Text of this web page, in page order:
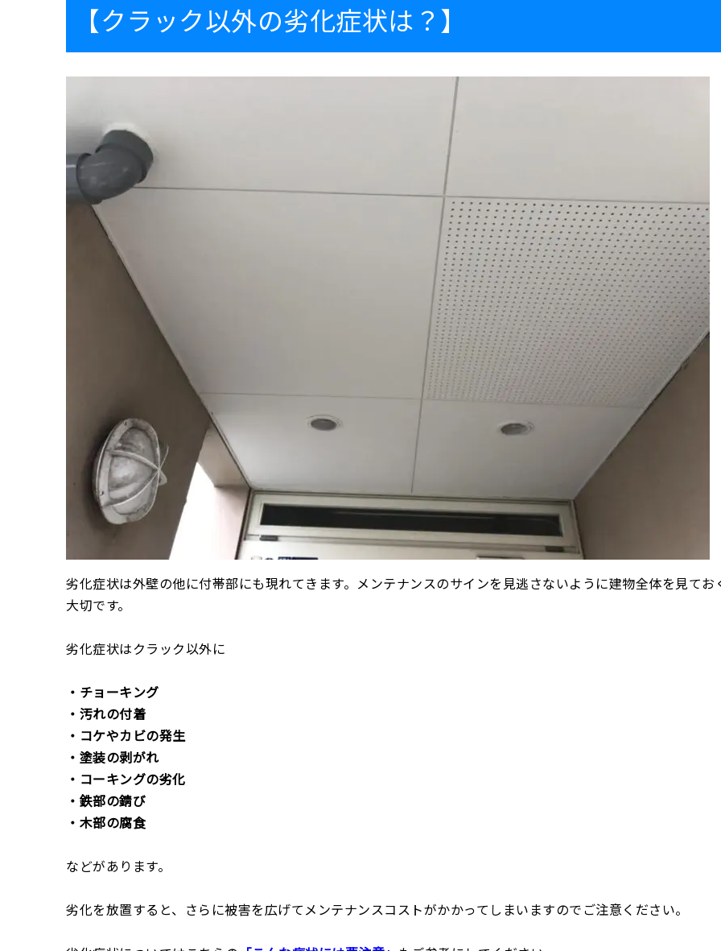
【クラック以外の劣化症状は？】
劣化症状は外壁の他に付帯部にも現れてきます。メンテナンスのサインを見逃さないように建物全体を見てお
大切です。
劣化症状はクラック以外に
・チョーキング
・汚れの付着
・コケやカビの発生
・塗装の剥がれ
・コーキングの劣化
・鉄部の錆び
・木部の腐食
などがあります。
劣化を放置すると、さらに被害を広げてメンテナンスコストがかかってしまいますのでご注意ください。